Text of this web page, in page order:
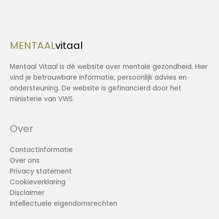
MENTAALvitaal
Mentaal Vitaal is dé website over mentale gezondheid. Hier
vind je betrouwbare informatie, persoonlijk advies en
ondersteuning. De website is gefinancierd door het
ministerie van VWS.
Over
Contactinformatie
Over ons
Privacy statement
Cookieverklaring
Disclaimer
Intellectuele eigendomsrechten